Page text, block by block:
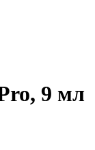
9 мл